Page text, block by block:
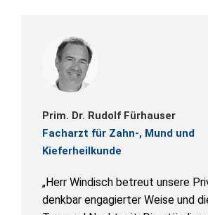
Prim. Dr. Rudolf Fürhauser
Facharzt für Zahn-, Mund und
Kieferheilkunde
„Herr Windisch betreut unsere
denkbar engagierter Weise und